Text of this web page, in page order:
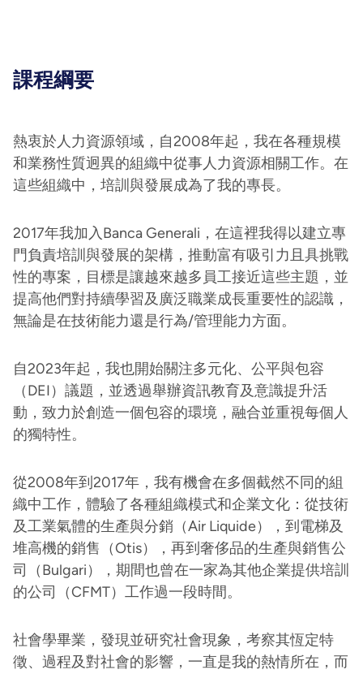
課程綱要
熱衷於人力資源領域，自2008年起，我在各種規模
和業務性質迥異的組織中從事人力資源相關工作。在
這些組織中，培訓與發展成為了我的專長。
2017年我加入Banca Generali，在這裡我得以建立專
門負責培訓與發展的架構，推動富有吸引力且具挑戰
性的專案，目標是讓越來越多員工接近這些主題，並
提高他們對持續學習及廣泛職業成長重要性的認識，
無論是在技術能力還是行為/管理能力方面。
自2023年起，我也開始關注多元化、公平與包容
（DEI）議題，並透過舉辦資訊教育及意識提升活
動，致力於創造一個包容的環境，融合並重視每個人
的獨特性。
從2008年到2017年，我有機會在多個截然不同的組
織中工作，體驗了各種組織模式和企業文化：從技術
及工業氣體的生產與分銷（Air Liquide），到電梯及
堆高機的銷售（Otis），再到奢侈品的生產與銷售公
司（Bulgari），期間也曾在一家為其他企業提供培訓
的公司（CFMT）工作過一段時間。
社會學畢業，發現並研究社會現象，考察其恆定特
徵、過程及對社會的影響，一直是我的熱情所在，而